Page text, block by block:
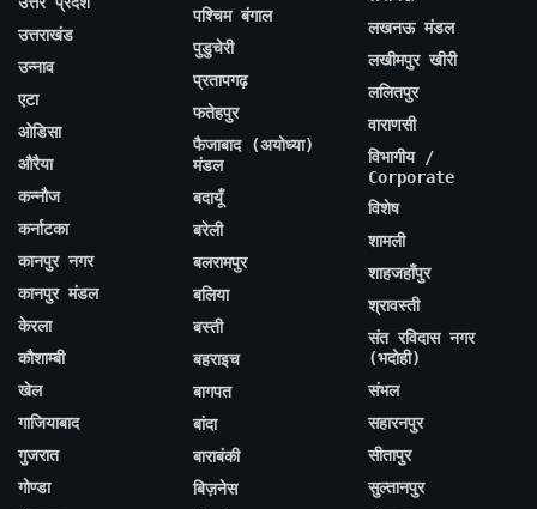
उत्तराखंड
उन्नाव
एटा
ओडिसा
औरैया
कन्नौज
कर्नाटका
कानपुर नगर
कानपुर मंडल
केरला
कौशाम्बी
खेल
गाजियाबाद
गुजरात
गोण्डा
पश्चिम बंगाल
पुडुचेरी
प्रतापगढ़
फतेहपुर
फैजाबाद (अयोध्या)
मंडल
बदायूँ
बरेली
बलरामपुर
बलिया
बस्ती
बहराइच
बागपत
बांदा
बाराबंकी
बिज़नेस
लखनऊ मंडल
लखीमपुर खीरी
ललितपुर
वाराणसी
विभागीय /
Corporate
विशेष
शामली
शाहजहाँपुर
श्रावस्ती
संत रविदास नगर
(भदोही)
संभल
सहारनपुर
सीतापुर
सुल्तानपुर